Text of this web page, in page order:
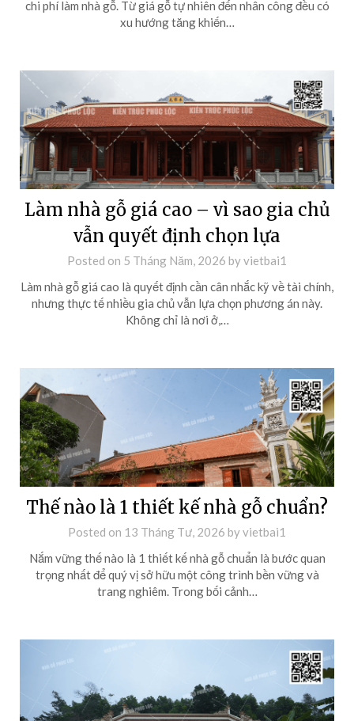
chi phí làm nhà gỗ. Từ giá gỗ tự nhiên đến nhân công đều có
xu hướng tăng khiến…
Làm nhà gỗ giá cao – vì sao gia chủ
vẫn quyết định chọn lựa
Posted on 5 Tháng Năm, 2026 byvietbai1
Làm nhà gỗ giá cao là quyết định cần cân nhắc kỹ về tài chính,
nhưng thực tế nhiều gia chủ vẫn lựa chọn phương án này.
Không chỉ là nơi ở,…
Thế nào là 1 thiết kế nhà gỗ chuẩn?
Posted on 13 Tháng Tư, 2026 byvietbai1
Nắm vững thế nào là 1 thiết kế nhà gỗ chuẩn là bước quan
trọng nhất để quý vị sở hữu một công trình bền vững và
trang nghiêm. Trong bối cảnh…